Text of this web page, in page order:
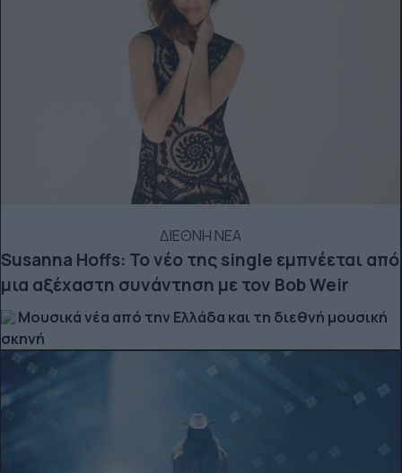
ΔΙΕΘΝΗ ΝΕΑ
Susanna Hoffs: Το νέο της single εμπνέεται από
μια αξέχαστη συνάντηση με τον Bob Weir
Μουσικά νέα από την Ελλάδα και τη διεθνή μουσική
σκηνή